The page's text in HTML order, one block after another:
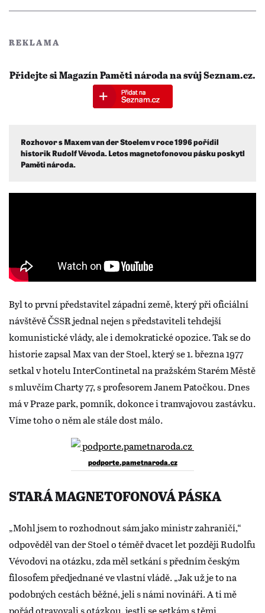
REKLAMA
Přidejte si Magazín Paměti národa na svůj Seznam.cz.
Rozhovor s Maxem van der Stoelem v roce 1996 pořídil
historik Rudolf Vévoda. Letos magnetofonovou pásku poskytl
Paměti národa.
Byl to první představitel západní země, který při oficiální
návštěvě ČSSR jednal nejen s představiteli tehdejší
komunistické vlády, ale i demokratické opozice. Tak se do
historie zapsal Max van der Stoel, který se 1. března 1977
setkal v hotelu InterContinetal na pražském Starém Městě
s mluvčím Charty 77, s profesorem Janem Patočkou. Dnes
má v Praze park, pomník, dokonce i tramvajovou zastávku.
Víme toho o něm ale stále dost málo.
podporte.pametnaroda.cz
STARÁ MAGNETOFONOVÁ PÁSKA
„Mohl jsem to rozhodnout sám jako ministr zahraničí,“
odpověděl van der Stoel o téměř dvacet let později Rudolfu
Vévodovi na otázku, zda měl setkání s předním českým
filosofem předjednané ve vlastní vládě. „Jak už je to na
podobných cestách běžné, jeli s námi novináři. A ti mě